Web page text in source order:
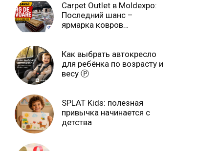
Carpet Outlet в Moldexpo:
Последний шанс –
ярмарка ковров
Как выбрать автокресло
для ребёнка по возрасту и
весу Ⓟ
SPLAT Kids: полезная
привычка начинается с
детства